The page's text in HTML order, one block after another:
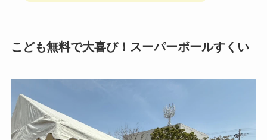
こども無料で大喜び！スーパーボールすくい